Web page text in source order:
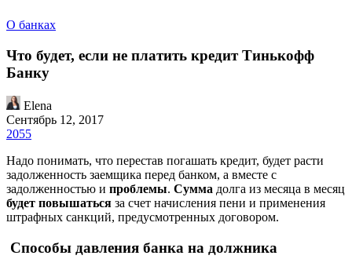
О банках
Что будет, если не платить кредит Тинькофф
Банку
Elena
Сентябрь 12, 2017
2055
Надо понимать, что перестав погашать кредит, будет расти
задолженность заемщика перед банком, а вместе с
задолженностью и проблемы. Сумма долга из месяца в месяц
будет повышаться за счет начисления пени и применения
штрафных санкций, предусмотренных договором.
Способы давления банка на должника